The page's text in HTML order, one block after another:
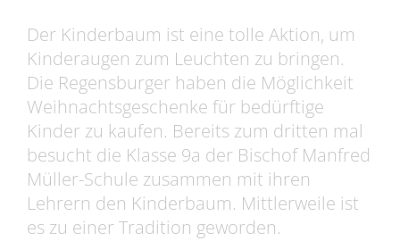
Der Kinderbaum ist eine tolle Aktion, um
Kinderaugen zum Leuchten zu bringen.
Die Regensburger haben die Möglichkeit
Weihnachtsgeschenke für bedürftige
Kinder zu kaufen. Bereits zum dritten mal
besucht die Klasse 9a der Bischof Manfred
Müller-Schule zusammen mit ihren
Lehrern den Kinderbaum. Mittlerweile ist
es zu einer Tradition geworden.